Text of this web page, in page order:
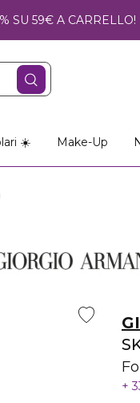
SU 59€ A CARRELLO!
☀️ Make-Up